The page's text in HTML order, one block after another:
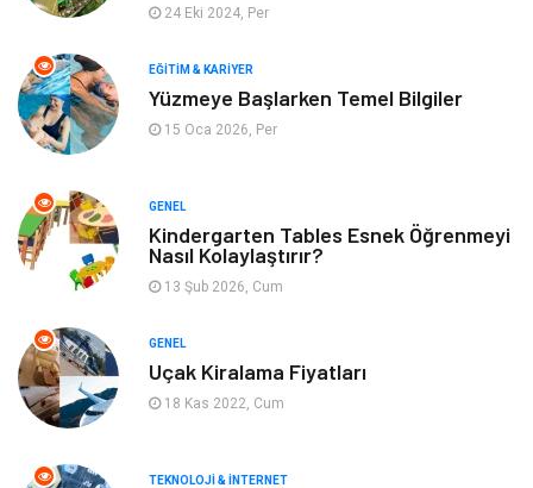
Metal Evlilik Rehberi
Yeme & İçme Anne & Çocuk
Ev İşleri Gayrimenkul
Organizasyon
Astroloji Aksesuar
Mobilya diş sağlığı
24 Eki 2024, Per
EĞITIM & KARIYER
Yüzmeye Başlarken Temel Bilgiler
15 Oca 2026, Per
GENEL
Kindergarten Tables Esnek Öğrenmeyi
Nasıl Kolaylaştırır?
13 Şub 2026, Cum
GENEL
Uçak Kiralama Fiyatları
18 Kas 2022, Cum
TEKNOLOJI & İNTERNET